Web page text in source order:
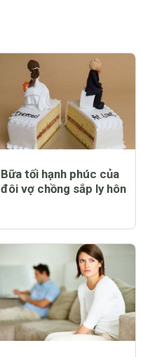
Bữa tối hạnh phúc của
đôi vợ chồng sắp ly hôn